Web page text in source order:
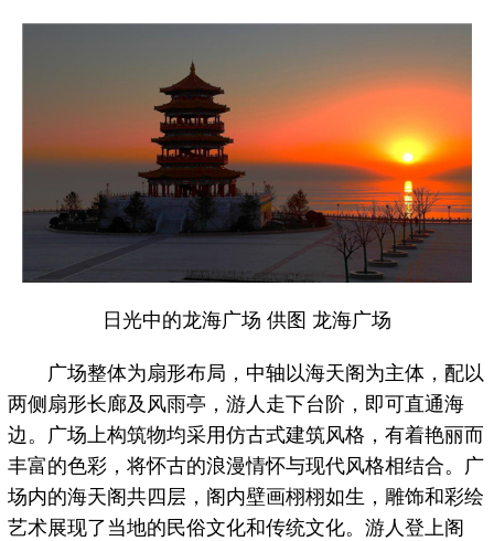
日光中的龙海广场 供图 龙海广场
广场整体为扇形布局，中轴以海天阁为主体，配以
两侧扇形长廊及风雨亭，游人走下台阶，即可直通海
边。广场上构筑物均采用仿古式建筑风格，有着艳丽而
丰富的色彩，将怀古的浪漫情怀与现代风格相结合。广
场内的海天阁共四层，阁内壁画栩栩如生，雕饰和彩绘
艺术展现了当地的民俗文化和传统文化。游人登上阁